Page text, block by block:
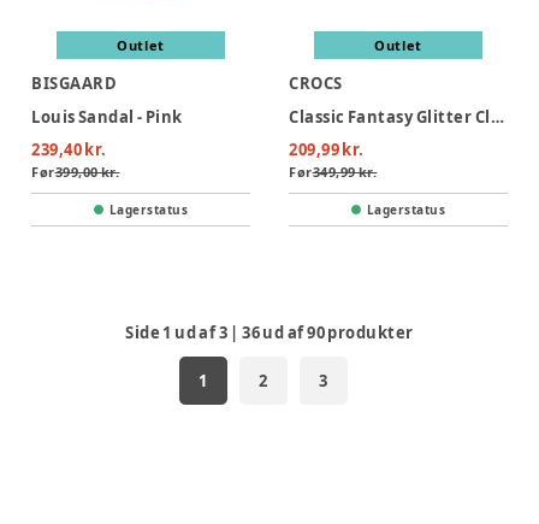
Outlet
BISGAARD
Louis Sandal - Pink
239,40 kr.
Før399,00 kr.
Lagerstatus
Outlet
CROCS
Classic Fantasy Glitter Clog - White
209,99 kr.
Før349,99 kr.
Lagerstatus
Side 1 ud af3 |36ud af90produkter
1 2 3